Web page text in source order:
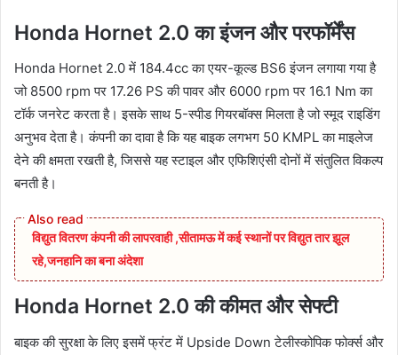
Honda Hornet 2.0 का इंजन और परफॉर्मेंस
Honda Hornet 2.0 में 184.4cc का एयर-कूल्ड BS6 इंजन लगाया गया है
जो 8500 rpm पर 17.26 PS की पावर और 6000 rpm पर 16.1 Nm का
टॉर्क जनरेट करता है। इसके साथ 5-स्पीड गियरबॉक्स मिलता है जो स्मूद राइडिंग
अनुभव देता है। कंपनी का दावा है कि यह बाइक लगभग 50 KMPL का माइलेज
देने की क्षमता रखती है, जिससे यह स्टाइल और एफिशिएंसी दोनों में संतुलित विकल्प
बनती है।
विद्युत वितरण कंपनी की लापरवाही ,सीतामऊ में कई स्थानों पर विद्युत तार झूल
रहे,जनहानि का बना अंदेशा
Honda Hornet 2.0 की कीमत और सेफ्टी
बाइक की सुरक्षा के लिए इसमें फ्रंट में Upside Down टेलीस्कोपिक फोर्क्स और